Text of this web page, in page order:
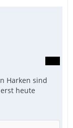
Harken sind
heute